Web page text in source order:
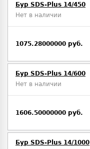
Бур SDS-Plus 14/450
Нет в наличии
1075.28000000 руб.
Бур SDS-Plus 14/600
Нет в наличии
1606.50000000 руб.
Бур SDS-Plus 14/1000